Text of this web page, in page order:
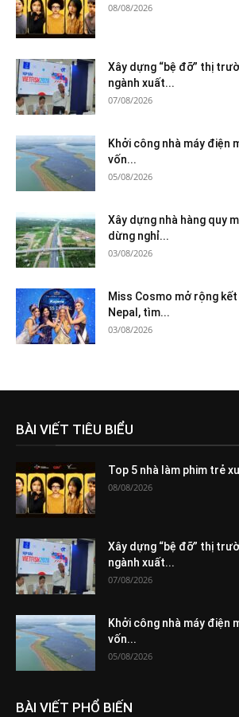
08/08/2026
Xây dựng “bệ đỡ” thị
ngành xuất...
07/08/2026
Khởi công nhà máy điện
vốn...
05/08/2026
Xây dựng nhà hàng quy
dừng nghỉ...
03/08/2026
Miss Cosmo mở rộng
Nepal, tìm...
03/08/2026
BÀI VIẾT TIÊU BIỂU
Top 5 nhà làm phim trẻ
08/08/2026
Xây dựng “bệ đỡ” thị
ngành xuất...
07/08/2026
Khởi công nhà máy điện
vốn...
05/08/2026
BÀI VIẾT PHỔ BIẾN